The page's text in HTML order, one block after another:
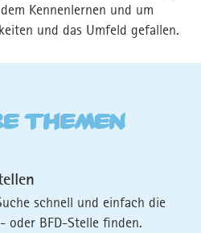
Kennenlernen und um
und das Umfeld gefallen.
Themen
schnell und einfach die
oder BFD-Stelle finden.